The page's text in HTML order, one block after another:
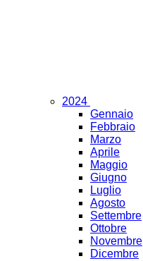
2024
Gennaio
Febbraio
Marzo
Aprile
Maggio
Giugno
Luglio
Agosto
Settembre
Ottobre
Novembre
Dicembre